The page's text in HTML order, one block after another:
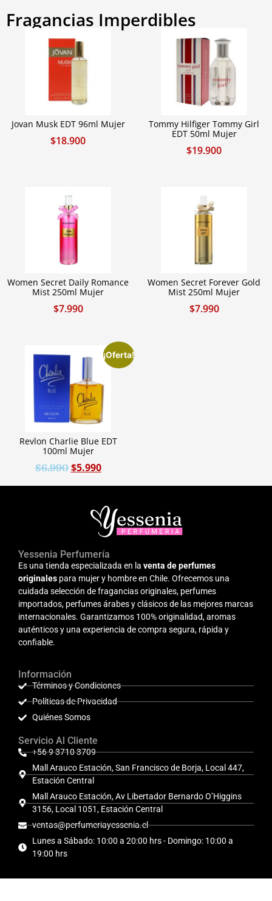
Fragancias Imperdibles
Jovan Musk EDT 96ml Mujer
$18.900
Tommy Hilfiger Tommy Girl
EDT 50ml Mujer
$19.900
Women Secret Daily Romance
Mist 250ml Mujer
$7.990
Women Secret Forever Gold
Mist 250ml Mujer
$7.990
¡Oferta!
Revlon Charlie Blue EDT
100ml Mujer
$6.990 $5.990
Yessenia Perfumería
Es una tienda especializada en la venta de perfumes
originales para mujer y hombre en Chile. Ofrecemos una
cuidada selección de fragancias originales, perfumes
importados, perfumes árabes y clásicos de las mejores marcas
internacionales. Garantizamos 100% originalidad, aromas
auténticos y una experiencia de compra segura, rápida y
confiable.
Información
Términos y Condiciones
Políticas de Privacidad
Quiénes Somos
Servicio Al Cliente
+56 9 3710 3709
Mall Arauco Estación, San Francisco de Borja, Local 447,
Estación Central
Mall Arauco Estación, Av Libertador Bernardo O’Higgins
3156, Local 1051, Estación Central
ventas@perfumeriayessenia.cl
Lunes a Sábado: 10:00 a 20:00 hrs - Domingo: 10:00 a
19:00 hrs